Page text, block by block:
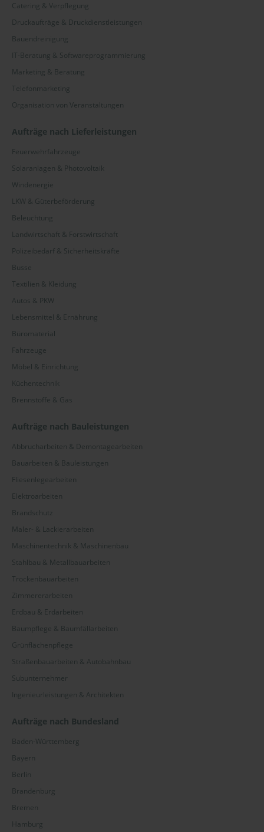
Catering & Verpflegung
Druckaufträge & Druckdienstleistungen
Bauendreinigung
IT-Beratung & Softwareprogrammierung
Marketing & Beratung
Telefonmarketing
Organisation von Veranstaltungen
Aufträge nach Lieferleistungen
Feuerwehrfahrzeuge
Solaranlagen & Photovoltaik
Windenergie
LKW & Güterbeförderung
Beleuchtung
Landwirtschaft & Forstwirtschaft
Polizeibedarf & Sicherheitskräfte
Busse
Textilien & Kleidung
Autos & PKW
Lebensmittel & Ernährung
Büromaterial
Fahrzeuge
Möbel & Einrichtung
Küchentechnik
Brennstoffe & Gas
Aufträge nach Bauleistungen
Abbrucharbeiten & Demontagearbeiten
Bauarbeiten & Bauleistungen
Fliesenlegearbeiten
Elektroarbeiten
Brandschutz
Maler- & Lackierarbeiten
Maschinentechnik & Maschinenbau
Stahlbau & Metallbauarbeiten
Trockenbauarbeiten
Zimmererarbeiten
Erdbau & Erdarbeiten
Baumpflege & Baumfällarbeiten
Grünflächenpflege
Straßenbauarbeiten & Autobahnbau
Subunternehmer
Ingenieurleistungen & Architekten
Aufträge nach Bundesland
Baden-Württemberg
Bayern
Berlin
Brandenburg
Bremen
Hamburg